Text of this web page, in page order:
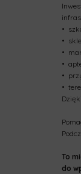
•⁠
•⁠
•⁠
•⁠
•⁠
•⁠
To
do